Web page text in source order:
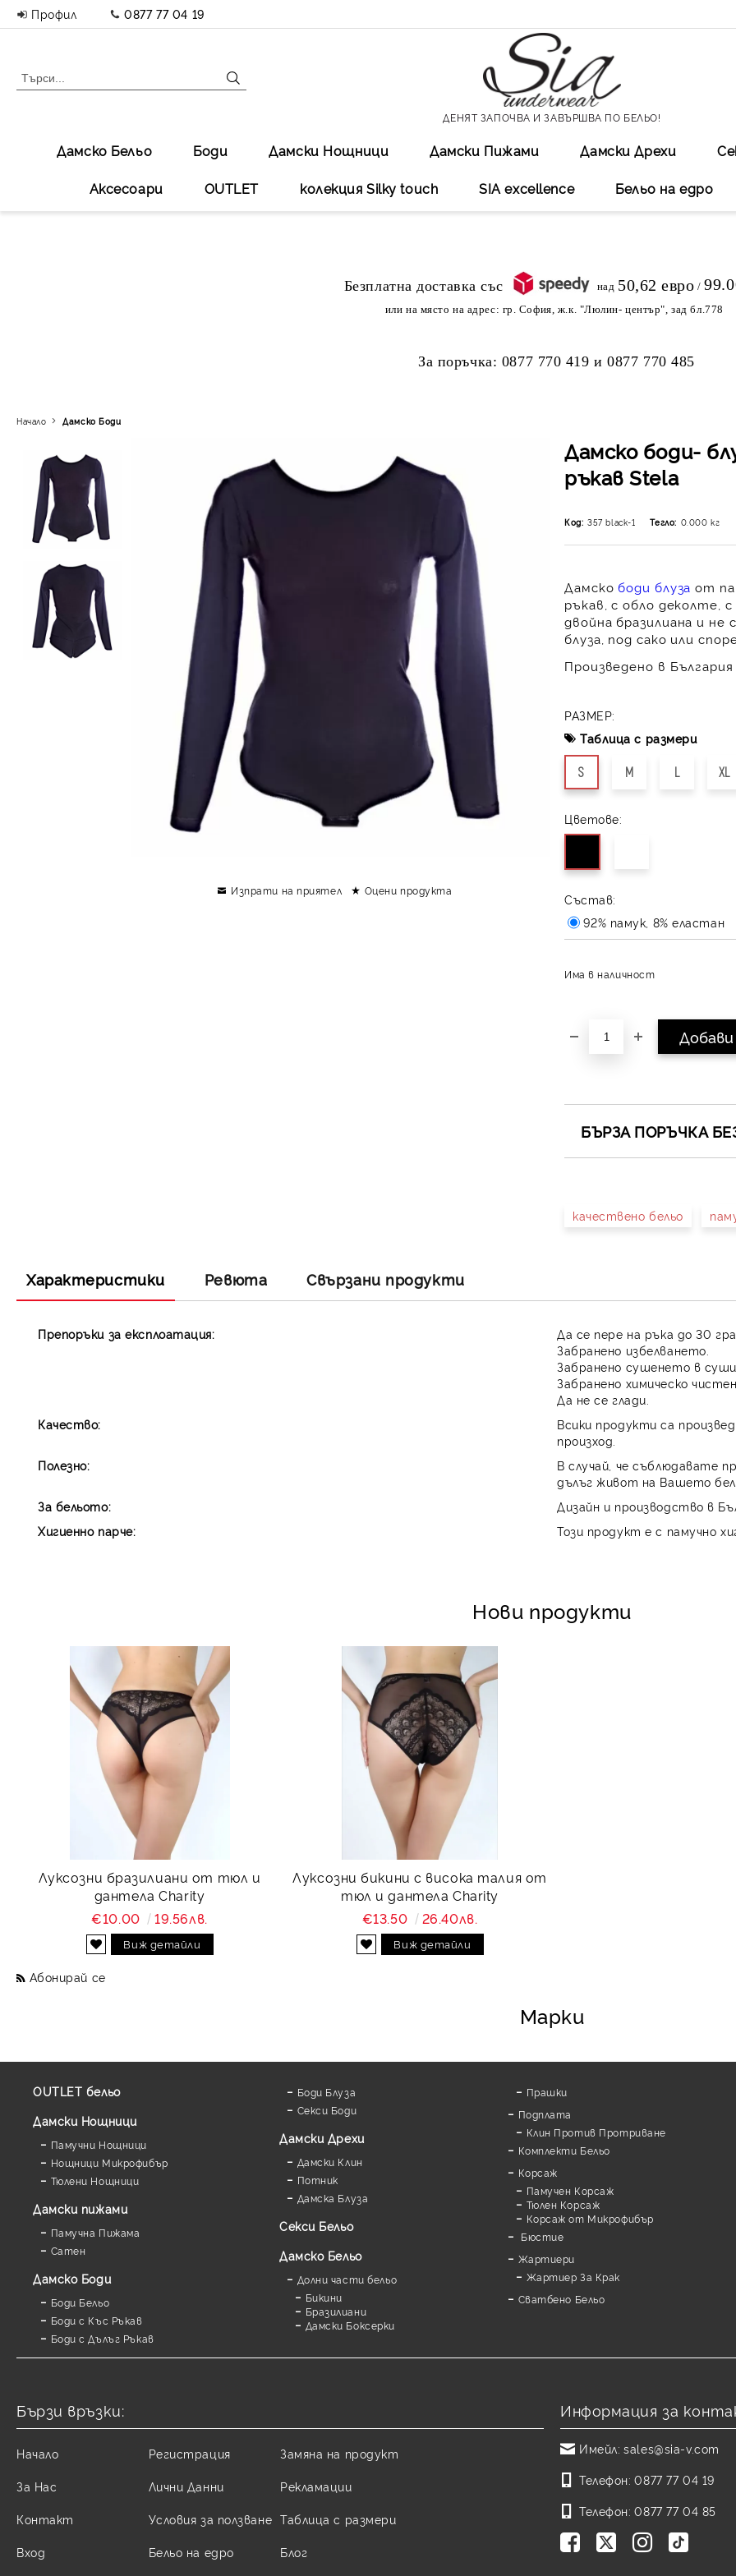
Профил 0877 77 04 19
ДЕНЯТ ЗАПОЧВА И ЗАВЪРШВА ПО БЕЛЬО!
Дамско Бельо Боди Дамски Нощници Дамски Пижами Дамски Дрехи
Аксесоари OUTLET колекция Silky touch SIA excellеnce Бельо на едро
над 50,62 евро /
или на място на адрес: гр. София, ж.к. "Люлин- център", зад бл.778
За поръчка: 0877 770 419 и0877 770 485
Начало Дамскo Боди
Дамско боди-
ръкав Stela
Код: 357 black-1 Тегло: 0.000 кг
Дамско боди блуза от
ръкав, с обло деколте,
двойна бразилиана и
блуза, под сако или
Произведено в
РАЗМЕР:
Таблица с размери
S M L XL
Цветове:
Състав:
92% памук, 8% еластан
Има в наличност
БЪРЗА ПОРЪЧКА
качествено бельо
Изпрати на приятел Оцени продукта
Характеристики Ревюта Свързани продукти
Препоръки за експлоатация:
Да се пере на ръка до 30
Забранено избелването.
Забранено сушенето в
Забранено химическо
Да не се глади.
Качество:
Всики продукти са
произход.
Полезно:
В случай, че съблюдавате
дълъг живот на Вашето
За бельото:
Дизайн и производство в
Хигиенно парче:
Този продукт е с памучно
Нови продукти
Луксозни бразилиани от тюл и
дантела Charity
€10.00
19.56лв.
Виж детайли
Луксозни бикини с висока талия от
тюл и дантела Charity
€13.50
26.40лв.
Виж детайли
Абонирай се
Марки
OUTLET бельо
Дамски Нощници
Памучни Нощници
Нощници Микрофибър
Тюлени Нощници
Дамски пижами
Памучна Пижама
Сатен
Дамскo Боди
Боди Бельо
Боди с Къс Ръкав
Боди с Дълъг Ръкав
Боди Блуза
Секси Боди
Дамски Дрехи
Дамски Клин
Потник
Дамска Блуза
Секси Бельо
Дамско Бельо
Долни части бельо
Бикини
Бразилиани
Дамски Боксерки
Прашки
Подплата
Клин Против Протриване
Комплекти Бельо
Корсаж
Памучен Корсаж
Тюлен Корсаж
Корсаж от Микрофибър
Бюстие
Жартиери
Жартиер За Крак
Сватбено Бельо
Бързи връзки:
Начало
За Нас
Контакт
Вход
Регистрация
Лични Данни
Условия за ползване
Бельо на едро
Замяна на продукт
Рекламации
Таблица с размери
Блог
Информация за
Имейл: sales@sia-v.com
Телефон: 0877 77 04 19
Телефон: 0877 77 04 85